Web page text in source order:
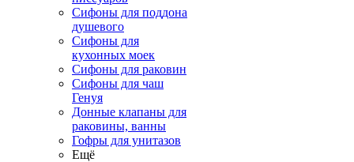
Сифоны для поддона
душевого
Сифоны для
кухонных моек
Сифоны для раковин
Сифоны для чаш
Генуя
Донные клапаны для
раковины, ванны
Гофры для унитазов
Ещё